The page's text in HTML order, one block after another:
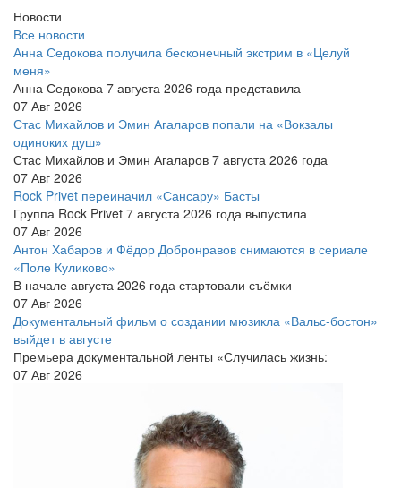
Новости
Все новости
Анна Седокова получила бесконечный экстрим в «Целуй
меня»
Анна Седокова 7 августа 2026 года представила
07 Авг 2026
Стас Михайлов и Эмин Агаларов попали на «Вокзалы
одиноких душ»
Стас Михайлов и Эмин Агаларов 7 августа 2026 года
07 Авг 2026
Rock Privet переиначил «Сансару» Басты
Группа Rock Privet 7 августа 2026 года выпустила
07 Авг 2026
Антон Хабаров и Фёдор Добронравов снимаются в сериале
«Поле Куликово»
В начале августа 2026 года стартовали съёмки
07 Авг 2026
Документальный фильм о создании мюзикла «Вальс-бостон»
выйдет в августе
Премьера документальной ленты «Случилась жизнь:
07 Авг 2026